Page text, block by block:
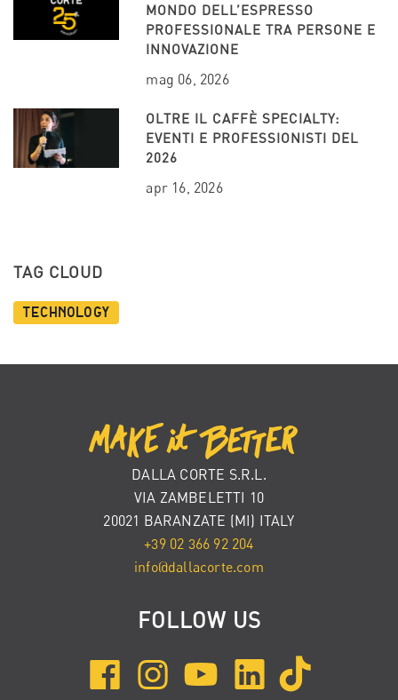
MONDO DELL’ESPRESSO
PROFESSIONALE TRA PERSONE E
INNOVAZIONE
mag 06, 2026
OLTRE IL CAFFÈ SPECIALTY:
EVENTI E PROFESSIONISTI DEL
2026
apr 16, 2026
TAG CLOUD
Technology
DALLA CORTE S.R.L.
VIA ZAMBELETTI 10
20021 BARANZATE (MI) ITALY
+39 02 366 92 204
info@dallacorte.com
FOLLOW US